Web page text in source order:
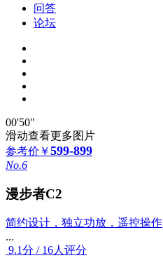
问答
论坛
00'50"
滑动查看更多图片
参考价 ￥599-899
No.6
漫步者C2
简约设计，独立功放，遥控操作
...
9.1分 / 16人评分